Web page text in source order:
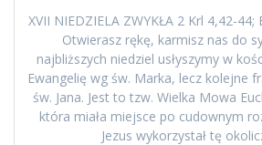
XVII NIEDZIELA ZWYKŁA 2 Krl 4,42-44;
Otwierasz rękę, karmisz nas do
najbliższych niedziel usłyszymy w
Ewangelię wg św. Marka, lecz kolejne
św. Jana. Jest to tzw. Wielka Mowa
która miała miejsce po cudownym
Jezus wykorzystał tę